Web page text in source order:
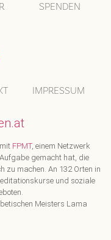
SPENDEN
IMPRESSUM
FPMT, einem Netzwerk
gemacht hat, die
machen. An 132 Orten in
und soziale
Meisters Lama